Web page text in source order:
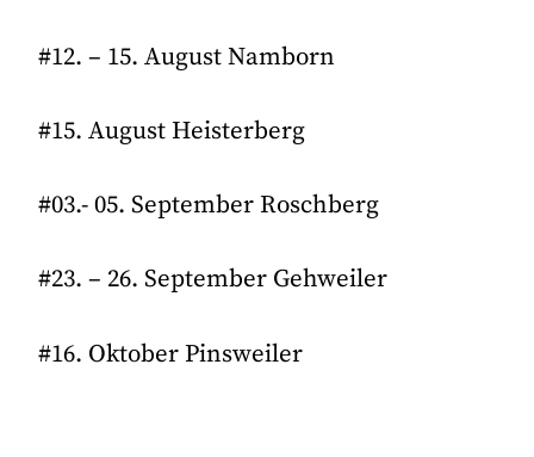
#12. – 15. August Namborn
#15. August Heisterberg
#03.- 05. September Roschberg
#23. – 26. September Gehweiler
#16. Oktober Pinsweiler